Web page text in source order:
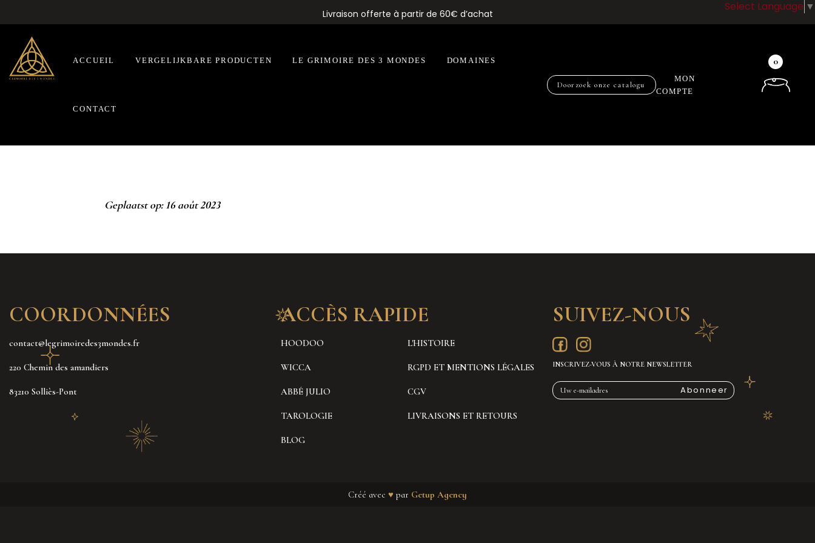
Livraison offerte à partir de 60€ d’achat
ACCUEIL VERGELIJKBARE PRODUCTEN LE GRIMOIRE DES 3 MONDES DOMAINES
CONTACT
MON
COMPTE
0
Geplaatst op: 16 août 2023
COORDONNÉES
contact@legrimoiredes3mondes.fr
220 Chemin des amandiers
83210 Solliès-Pont
ACCÈS RAPIDE
HOODOO L'HISTOIRE
WICCA RGPD ET MENTIONS LÉGALES
ABBÉ JULIO CGV
TAROLOGIE LIVRAISONS ET RETOURS
BLOG
SUIVEZ-NOUS
INSCRIVEZ-VOUS À NOTRE NEWSLETTER
Créé avec ♥ par Getup Agency
Select Language ▼